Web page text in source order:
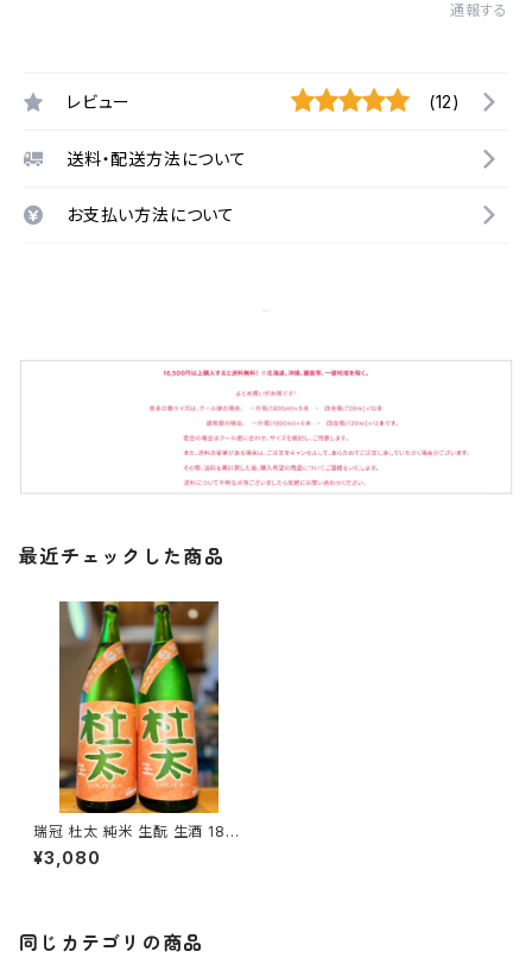
通報する
レビュー (12)
送料・配送方法について
お支払い方法について
最近チェックした商品
瑞冠 杜太 純米 生酛 生酒 180
0ml１本（山岡酒造・広島県三次
市甲奴町）
¥3,080
同じカテゴリの商品